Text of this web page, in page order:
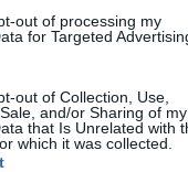
out of processing my
for Targeted
out of Collection, Use,
and/or Sharing of my
that Is Unrelated with
which it was collected.
suministros de
frenar el COVID-
El COFRM